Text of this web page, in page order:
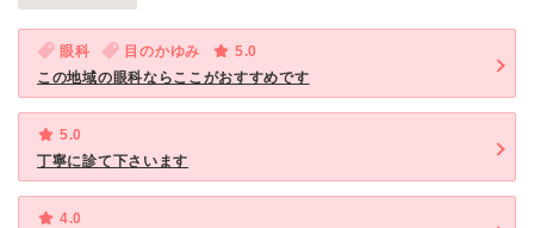
眼科 目のかゆみ
5.0
この地域の眼科ならここがおすすめです
5.0
丁寧に診て下さいます
4.0